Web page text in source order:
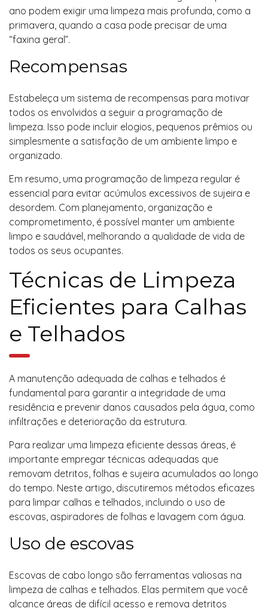
ano podem exigir uma limpeza mais profunda, como a
primavera, quando a casa pode precisar de uma
“faxina geral”.
Recompensas
Estabeleça um sistema de recompensas para motivar
todos os envolvidos a seguir a programação de
limpeza. Isso pode incluir elogios, pequenos prêmios ou
simplesmente a satisfação de um ambiente limpo e
organizado.
Em resumo, uma programação de limpeza regular é
essencial para evitar acúmulos excessivos de sujeira e
desordem. Com planejamento, organização e
comprometimento, é possível manter um ambiente
limpo e saudável, melhorando a qualidade de vida de
todos os seus ocupantes.
Técnicas de Limpeza
Eficientes para Calhas
e Telhados
A manutenção adequada de calhas e telhados é
fundamental para garantir a integridade de uma
residência e prevenir danos causados pela água, como
infiltrações e deterioração da estrutura.
Para realizar uma limpeza eficiente dessas áreas, é
importante empregar técnicas adequadas que
removam detritos, folhas e sujeira acumulados ao longo
do tempo. Neste artigo, discutiremos métodos eficazes
para limpar calhas e telhados, incluindo o uso de
escovas, aspiradores de folhas e lavagem com água.
Uso de escovas
Escovas de cabo longo são ferramentas valiosas na
limpeza de calhas e telhados. Elas permitem que você
alcance áreas de difícil acesso e remova detritos